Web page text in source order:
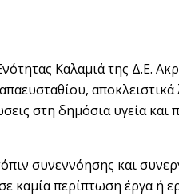
Καλαμιά της Δ.Ε.
στη δημόσια υγεία
συνεννόησης και
καμία περίπτωση έργα ή